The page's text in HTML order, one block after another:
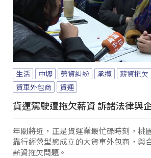
生活 中壢 勞資糾紛 承攬 薪資拖欠
貨車外包商
貨運
貨運駕駛遭拖欠薪資 訴諸法律與
年關將近，正是貨運業最忙碌時刻，桃
靠行經營型態成立的大貨車外包商，與
薪資拖欠問題。